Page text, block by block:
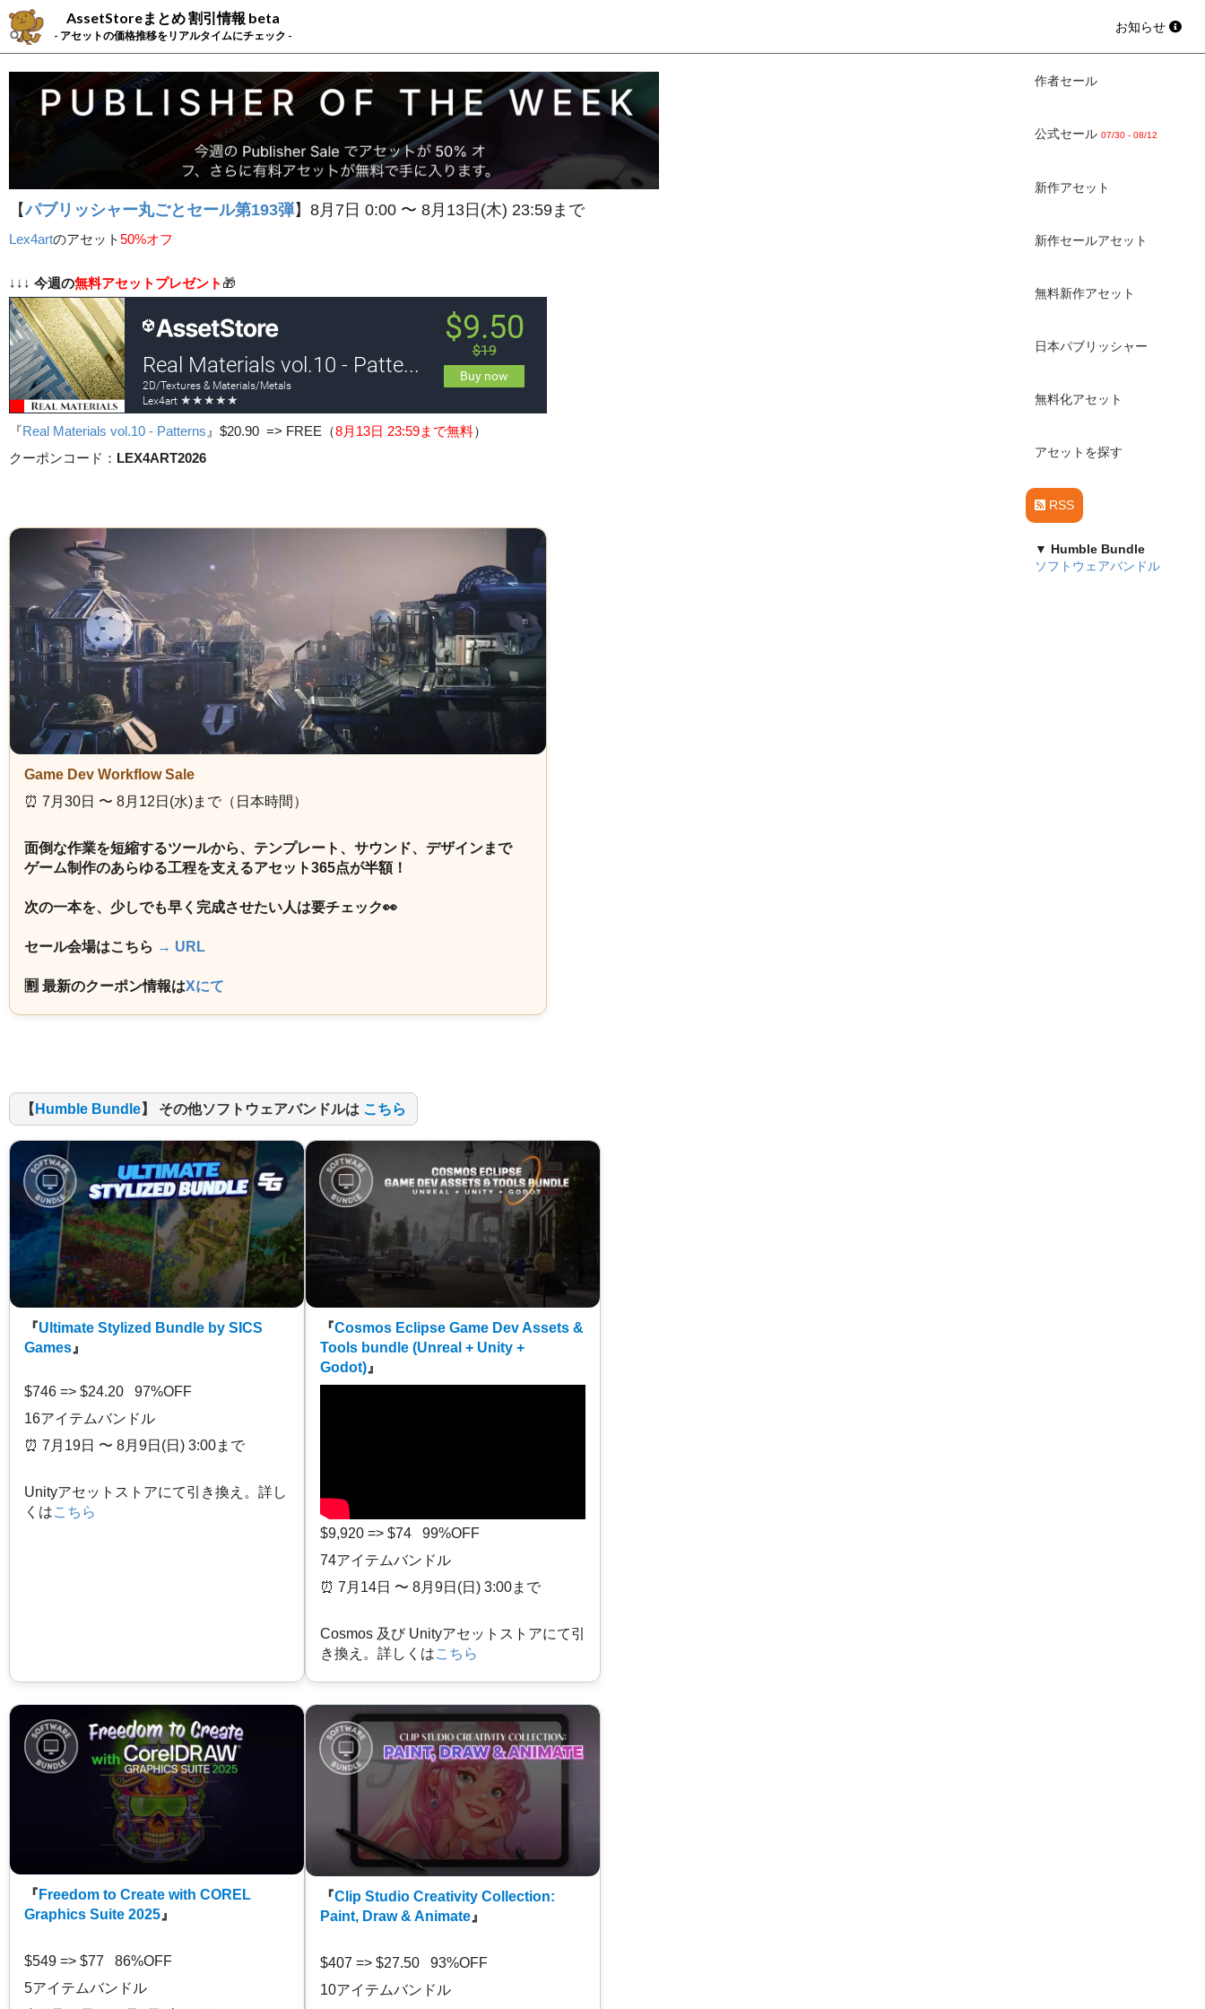
AssetStoreまとめ 割引情報 beta
- アセットの価格推移をリアルタイムにチェック -
お知らせ
【パブリッシャー丸ごとセール第193弾】8月7日 0:00 〜 8月13日(木) 23:59まで
Lex4artのアセット50%オフ
↓↓↓ 今週の無料アセットプレゼント 🎁
『Real Materials vol.10 - Patterns 』 $20.90 => FREE （8月13日 23:59まで無料）
クーポンコード： LEX4ART2026
Game Dev Workflow Sale
⏰️ 7月30日 〜 8月12日(水)まで（日本時間）
面倒な作業を短縮するツールから、テンプレート、サウンド、デザインまで
ゲーム制作のあらゆる工程を支えるアセット365点が半額！
次の一本を、少しでも早く完成させたい人は要チェック👀
セール会場はこちら → URL
🈹 最新のクーポン情報はXにて
【 Humble Bundle】 その他ソフトウェアバンドルは こちら
『Ultimate Stylized Bundle by SICS
Games』
$746 => $24.20 97%OFF
16アイテムバンドル
⏰️ 7月19日 〜 8月9日(日) 3:00まで
Unityアセットストアにて引き換え。詳し
くはこちら
『Cosmos Eclipse Game Dev Assets &
Tools bundle (Unreal + Unity +
Godot)』
$9,920 => $74 99%OFF
74アイテムバンドル
⏰️ 7月14日 〜 8月9日(日) 3:00まで
Cosmos 及び Unityアセットストアにて引
き換え。詳しくはこちら
『 Freedom to Create with COREL
Graphics Suite 2025 』
$549 => $77 86%OFF
5アイテムバンドル
『Clip Studio Creativity Collection:
Paint, Draw & Animate 』
$407 => $27.50 93%OFF
10アイテムバンドル
作者セール
公式セール 07/30 - 08/12
新作アセット
新作セールアセット
無料新作アセット
日本パブリッシャー
無料化アセット
アセットを探す
RSS
▼ Humble Bundle
ソフトウェアバンドル